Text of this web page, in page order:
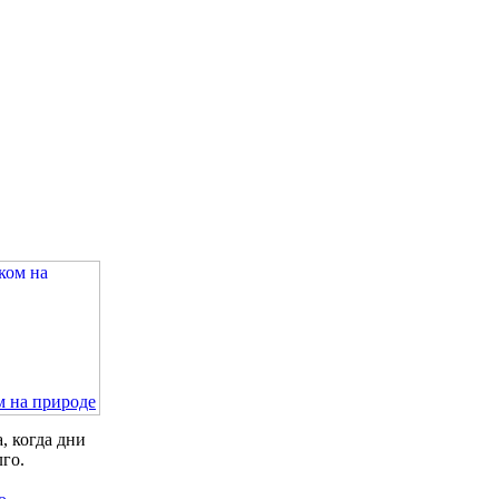
на природе
когда дни